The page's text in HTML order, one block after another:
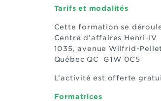
Tarifs et modalités
Cette formation se
Centre d’affaires Henri-IV
1035, avenue Wilfrid-
Québec QC G1W 0C5
L’activité est offerte
Formatrices